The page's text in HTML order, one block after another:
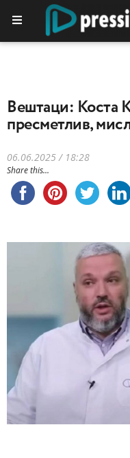
Вештаци: Koста
пресметлив,
06.06.2025 / 18:28
Share this...